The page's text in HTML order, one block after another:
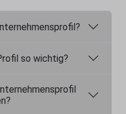
so wichtig?